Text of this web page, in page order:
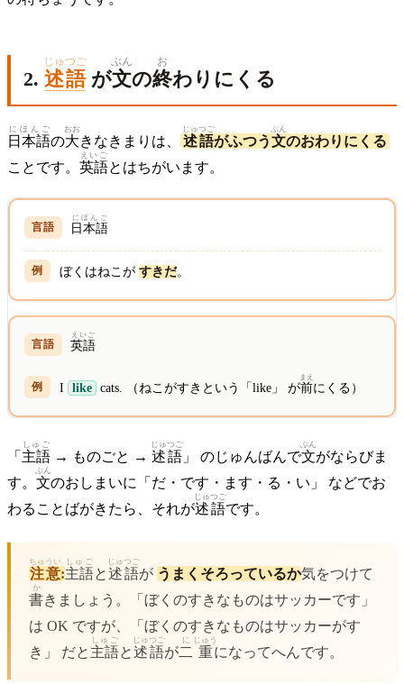
2. 述語
じゅつご
が文
ぶん
の終
お
わりにくる
日本語
にほんご
の大
おお
きなきまりは、 述語
じゅつご
がふつう文
ぶん
のおわりにくる
ことです。 英語
えいご
とはちがいます。
日本語
にほんご
ぼくはねこがすきだ。
英語
えいご
I like cats. （ねこがすきという「like」 が前
まえ
にくる）
「 主語
しゅご
→ ものごと → 述語
じゅつご
」 のじゅんばんで文
ぶん
がならびま
す。 文
ぶん
のおしまいに「だ・です・ます・る・い」 などでお
わることばがきたら、それが述語
じゅつご
です。
注意
ちゅうい
:主語
しゅご
と述語
じゅつご
が うまくそろっているか気をつけて
書
か
きましょう。「ぼくのすきなものはサッカーです」
は OK ですが、「ぼくのすきなものはサッカーがす
き」 だと 主語
しゅご
と述語
じゅつご
が二
に
重
じゅう
になってへんです。